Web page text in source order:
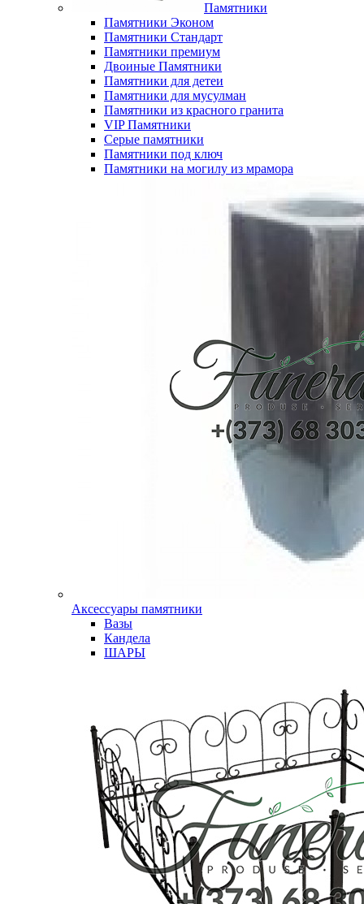
Памятники
Памятники Эконом
Памятники Стандарт
Памятники премиум
Двоиные Памятники
Памятники для детеи
Памятники для мусулман
Памятники из красного гранита
VIP Памятники
Серые памятники
Памятники под ключ
Памятники на могилу из мрамора
Аксессуары памятники
Вазы
Кандела
ШАРЫ